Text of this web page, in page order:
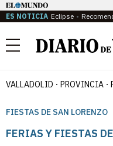
ES NOTICIA Eclipse
Menú
VALLADOLID PROVINCIA
FIESTAS DE SAN LORENZO
FERIAS Y FIESTAS